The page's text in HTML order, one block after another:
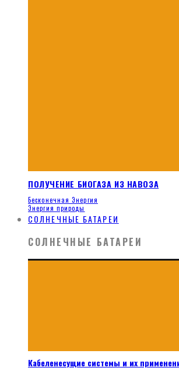
ПОЛУЧЕНИЕ БИОГАЗА ИЗ НАВОЗА
Бесконечная Энергия
Энергия природы
СОЛНЕЧНЫЕ БАТАРЕИ
СОЛНЕЧНЫЕ БАТАРЕИ
Кабеленесущие системы и их